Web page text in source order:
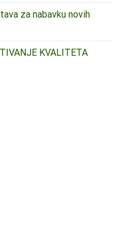
za nabavku novih
KVALITETA